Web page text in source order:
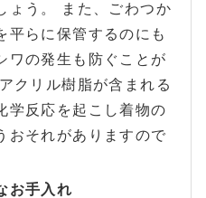
ょう。 また、ごわつか
平らに保管するのにも
ワの発生も防ぐことが
クリル樹脂が含まれる
学反応を起こし着物の
おそれがありますので
お手入れ